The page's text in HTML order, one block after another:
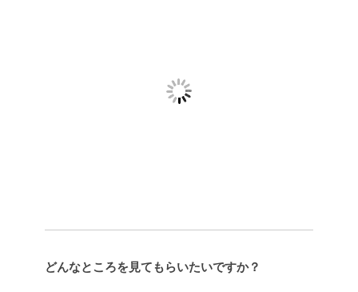
どんなところを見てもらいたいですか？